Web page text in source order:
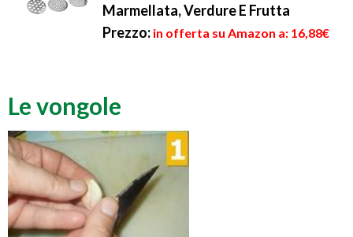
Marmellata, Verdure E Frutta
Prezzo: in offerta su Amazon a: 16,88€
Le vongole